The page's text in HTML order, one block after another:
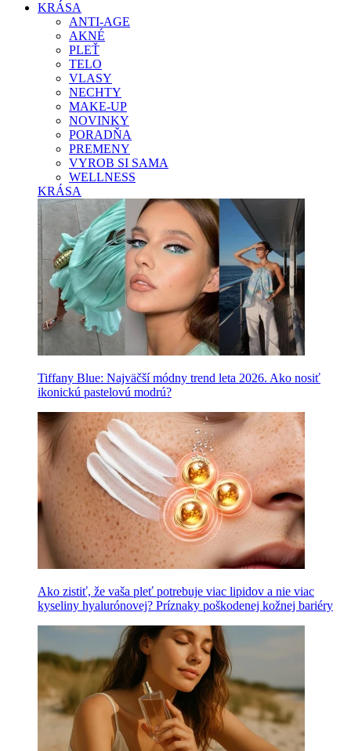
KRÁSA
ANTI-AGE
AKNÉ
PLEŤ
TELO
VLASY
NECHTY
MAKE-UP
NOVINKY
PORADŇA
PREMENY
VYROB SI SAMA
WELLNESS
KRÁSA
Tiffany Blue: Najväčší módny trend leta 2026. Ako nosiť
ikonickú pastelovú modrú?
Ako zistiť, že vaša pleť potrebuje viac lipidov a nie viac
kyseliny hyalurónovej? Príznaky poškodenej kožnej bariéry